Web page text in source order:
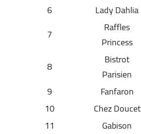
6
Lady Dahlia
7
Raffles
Princess
8
Bistrot
Parisien
9
Fanfaron
10
Chez Doucet
11
Gabison